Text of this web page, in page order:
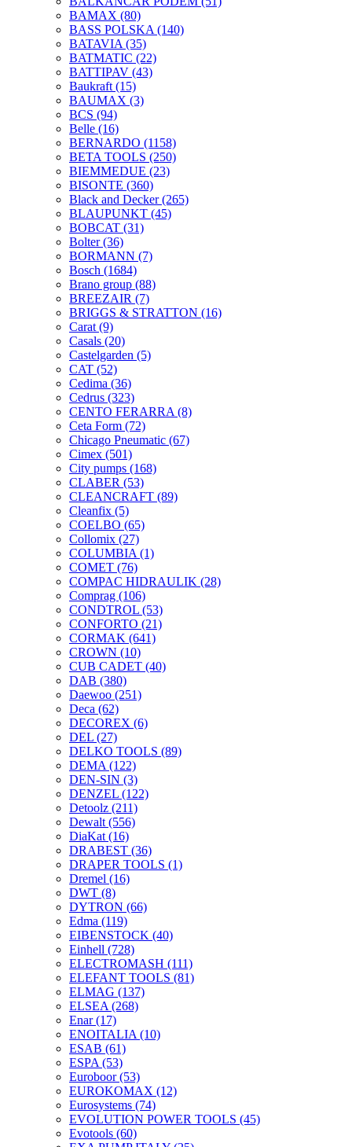
BAMAX (80)
BASS POLSKA (140)
BATAVIA (35)
BATMATIC (22)
BATTIPAV (43)
Baukraft (15)
BAUMAX (3)
BCS (94)
Belle (16)
BERNARDO (1158)
BETA TOOLS (250)
BIEMMEDUE (23)
BISONTE (360)
Black and Decker(265)
BLAUPUNKT (45)
BOBCAT (31)
Bolter(36)
BORMANN (7)
Bosch (1684)
Brano group (88)
BREEZAIR (7)
BRIGGS & STRATTON (16)
Carat (9)
Casals (20)
Castelgarden (5)
CAT (52)
Cedima (36)
Cedrus (323)
CENTO FERARRA (8)
Ceta Form (72)
Chicago Pneumatic (67)
Cimex (501)
City pumps (168)
CLABER (53)
CLEANCRAFT (89)
Cleanfix (5)
COELBO (65)
Collomix (27)
COLUMBIA (1)
COMET (76)
COMPAC HIDRAULIK (28)
Comprag (106)
CONDTROL (53)
CONFORTO (21)
CORMAK (641)
CROWN (10)
CUB CADET (40)
DAB (380)
Daewoo (251)
Deca (62)
DECOREX (6)
DEL (27)
DELKO TOOLS (89)
DEMA (122)
DEN-SIN (3)
DENZEL (122)
Detoolz (211)
Dewalt (556)
DiaKat (16)
DRABEST (36)
DRAPER TOOLS (1)
Dremel (16)
DWT (8)
DYTRON (66)
Edma (119)
EIBENSTOCK (40)
Einhell (728)
ELECTROMASH (111)
ELEFANT TOOLS (81)
ELMAG (137)
ELSEA (268)
Enar(17)
ENOITALIA (10)
ESAB (61)
ESPA (53)
Euroboor(53)
EUROKOMAX (12)
Eurosystems (74)
EVOLUTION POWER TOOLS (45)
Evotools (60)